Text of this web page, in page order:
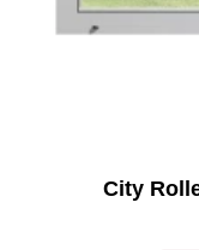
City